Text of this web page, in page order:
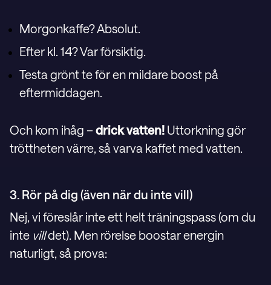
Morgonkaffe? Absolut.
Efter kl. 14? Var försiktig.
Testa grönt te för en mildare boost på
eftermiddagen.
Och kom ihåg –drick vatten! Uttorkning gör
tröttheten värre, så varva kaffet med vatten.
3. Rör på dig (även när du inte vill)
Nej, vi föreslår inte ett helt träningspass (om du
inte villdet). Men rörelse boostar energin
naturligt, så prova: